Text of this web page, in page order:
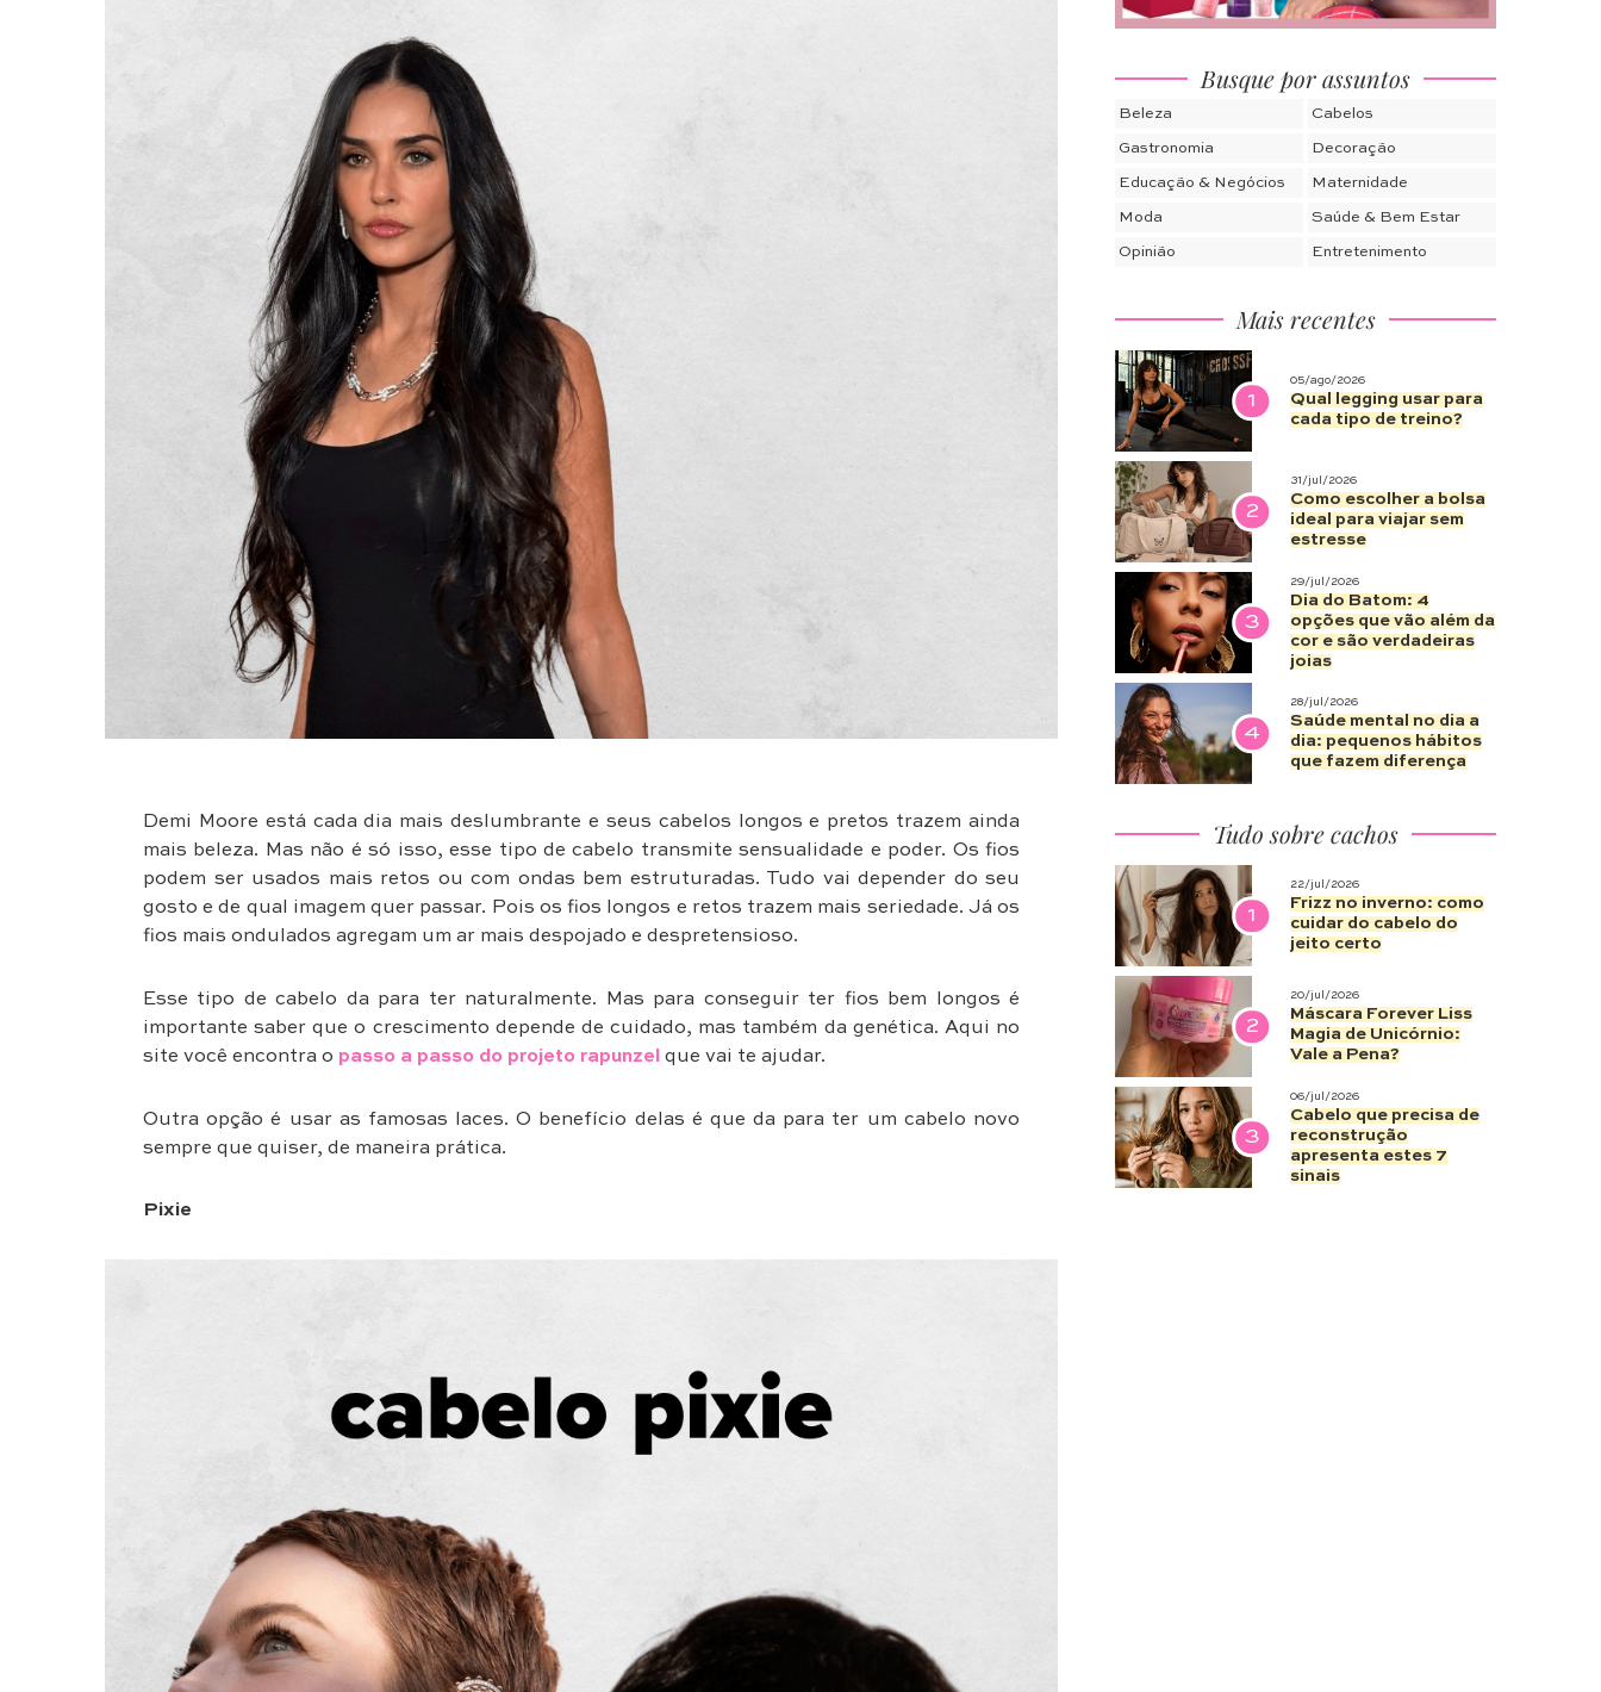
Demi Moore está cada dia mais deslumbrante e seus cabelos longos e pretos trazem ainda
mais beleza. Mas não é só isso, esse tipo de cabelo transmite sensualidade e poder. Os fios
podem ser usados mais retos ou com ondas bem estruturadas. Tudo vai depender do seu
gosto e de qual imagem quer passar. Pois os fios longos e retos trazem mais seriedade. Já os
fios mais ondulados agregam um ar mais despojado e despretensioso.
Esse tipo de cabelo da para ter naturalmente. Mas para conseguir ter fios bem longos é
importante saber que o crescimento depende de cuidado, mas também da genética. Aqui no
site você encontra o passo a passo do projeto rapunzel que vai te ajudar.
Outra opção é usar as famosas laces. O benefício delas é que da para ter um cabelo novo
sempre que quiser, de maneira prática.
Pixie
Busque por assuntos
Beleza Cabelos
Gastronomia Decoração
Educação & Negócios Maternidade
Moda Saúde & Bem Estar
Opinião Entretenimento
Mais recentes
1
05/ago/2026
Qual legging usar para
cada tipo de treino?
2
31/jul/2026
Como escolher a bolsa
ideal para viajar sem
estresse
3
29/jul/2026
Dia do Batom: 4
opções que vão além da
cor e são verdadeiras
joias
4
28/jul/2026
Saúde mental no dia a
dia: pequenos hábitos
que fazem diferença
Tudo sobre cachos
1
22/jul/2026
Frizz no inverno: como
cuidar do cabelo do
jeito certo
2
20/jul/2026
Máscara Forever Liss
Magia de Unicórnio:
Vale a Pena?
3
06/jul/2026
Cabelo que precisa de
reconstrução
apresenta estes 7
sinais